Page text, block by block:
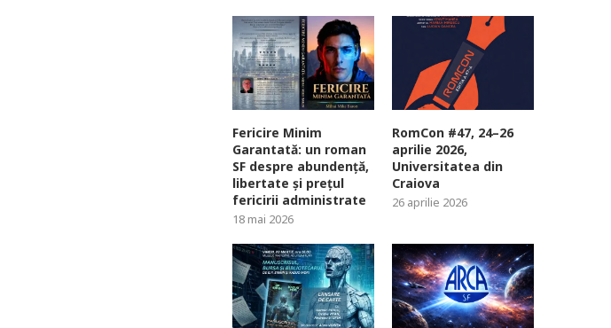
Fericire Minim
Garantată: un roman
SF despre abundență,
libertate și prețul
fericirii administrate
18 mai 2026
RomCon #47, 24–26
aprilie 2026,
Universitatea din
Craiova
26 aprilie 2026